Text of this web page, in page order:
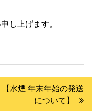
し上げます。
【水煙 年末年始の発送
について】